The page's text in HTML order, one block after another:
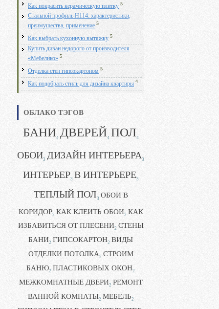
Как покрасить керамическую плитку 5
Стальной профиль Н114: характеристики,
преимущества, применение 5
Как выбрать кухонную вытяжку 5
Купить диван недорого от производителя
«Мебелико» 5
Отделка стен гипсокартоном 5
Как подобрать стиль для дизайна квартиры 4
ОБЛАКО ТЭГОВ
БАНИ4 ДВЕРЕЙ4 ПОЛ4
ОБОИ3 ДИЗАЙН ИНТЕРЬЕРА3
ИНТЕРЬЕР3 В ИНТЕРЬЕРЕ3
ТЕПЛЫЙ ПОЛ3 ОБОИ В
КОРИДОР2 КАК КЛЕИТЬ ОБОИ2 КАК
ИЗБАВИТЬСЯ ОТ ПЛЕСЕНИ2 СТЕНЫ
БАНИ2 ГИПСОКАРТОН2 ВИДЫ
ОТДЕЛКИ ПОТОЛКА2 СТРОИМ
БАНЮ2 ПЛАСТИКОВЫХ ОКОН2
МЕЖКОМНАТНЫЕ ДВЕРИ2 РЕМОНТ
ВАННОЙ КОМНАТЫ2 МЕБЕЛЬ2